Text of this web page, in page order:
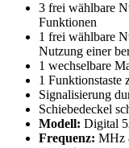
3 frei wählbare
Funktionen
1 frei wählbare
Nutzung einer
1 wechselbare
1 Funktionstaste
Signalisierung
Schiebedeckel
Modell: Digital
Frequenz: MHz